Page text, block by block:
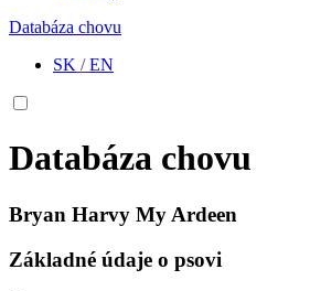
Databáza chovu
SK /EN
Databáza chovu
Bryan Harvy My Ardeen
Základné údaje o psovi